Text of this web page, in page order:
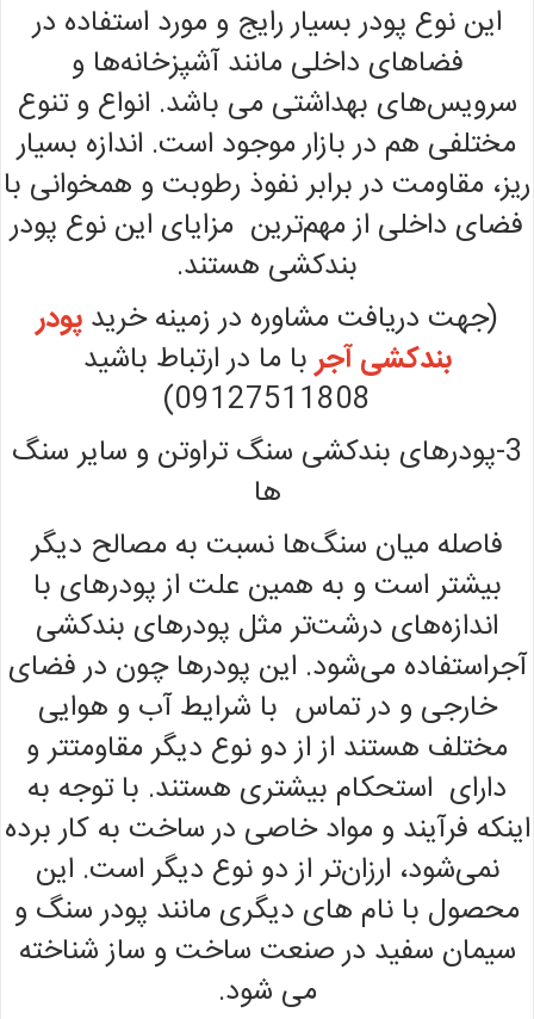
این نوع پودر بسیار رایج و مورد استفاده در
فضاهای داخلی مانند آشپزخانه‌ها و
سرویس‌های بهداشتی می باشد. انواع و تنوع
مختلفی هم در بازار موجود است. اندازه بسیار
ریز، مقاومت در برابر نفوذ رطوبت و همخوانی با
فضای داخلی از مهم‌ترین مزایای این نوع پودر
بندکشی هستند.
(جهت دریافت مشاوره در زمینه خرید پودر
بندکشی آجربا ما در ارتباط باشید
09127511808)
3-پودرهای بندکشی سنگ تراوتن و سایر سنگ
ها
فاصله میان سنگ‌ها نسبت به مصالح دیگر
بیشتر است و به همین علت از پودرهای با
اندازه‌های درشت‌تر مثل پودرهای بندکشی
آجراستفاده می‌شود. این پودر‌ها چون در فضای
خارجی و در تماس با شرایط آب و هوایی
مختلف هستند از از دو نوع دیگر مقاومتتر و
دارای استحکام بیشتری هستند. با توجه به
اینکه فرآیند و مواد خاصی در ساخت به کار برده
نمی‌شود، ارزان‌تر از دو نوع دیگر است. این
محصول با نام های دیگری مانند پودر سنگ و
سیمان سفید در صنعت ساخت و ساز شناخته
می شود.